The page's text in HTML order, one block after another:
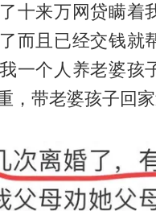
十来万网贷瞒着
而且已经交钱就
一个人养老婆孩
，带老婆孩子回